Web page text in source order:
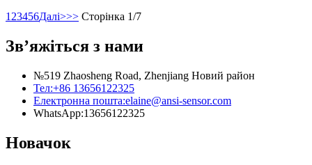
1 23456Далі>>> Сторінка 1/7
Зв’яжіться з нами
№519 Zhaosheng Road, Zhenjiang Новий район
Тел:+86 13656122325
Електронна пошта:elaine@ansi-sensor.com
WhatsApp:13656122325
Новачок